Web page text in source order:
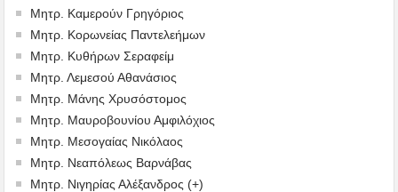
Μητρ. Καμερούν Γρηγόριος
Μητρ. Κορωνείας Παντελεήμων
Μητρ. Κυθήρων Σεραφείμ
Μητρ. Λεμεσού Αθανάσιος
Μητρ. Μάνης Χρυσόστομος
Μητρ. Μαυροβουνίου Αμφιλόχιος
Μητρ. Μεσογαίας Νικόλαος
Μητρ. Νεαπόλεως Βαρνάβας
Μητρ. Νιγηρίας Αλέξανδρος (+)